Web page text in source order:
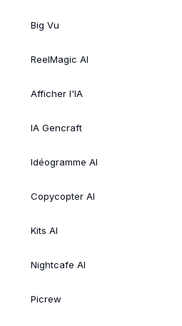
Big Vu
ReelMagic AI
Afficher l'IA
IA Gencraft
Idéogramme AI
Copycopter AI
Kits AI
Nightcafe AI
Picrew